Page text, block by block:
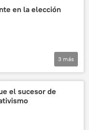
en la elección
papa
3 más
el sucesor de